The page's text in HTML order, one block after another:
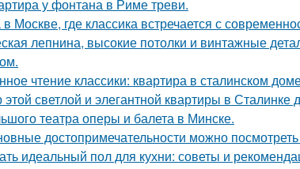
у фонтана в Риме треви.
Москве, где классика встречается с
лепнина, высокие потолки и винтажные
чтение классики: квартира в сталинском
светлой и элегантной квартиры в
театра оперы и балета в Минске.
достопримечательности можно
идеальный пол для кухни: советы и